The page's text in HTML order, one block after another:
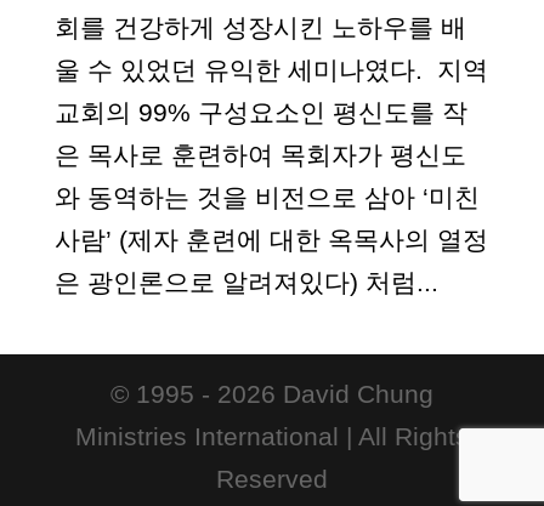
회를 건강하게 성장시킨 노하우를 배
울 수 있었던 유익한 세미나였다. 지역
교회의 99% 구성요소인 평신도를 작
은 목사로 훈련하여 목회자가 평신도
와 동역하는 것을 비전으로 삼아 ‘미친
사람’ (제자 훈련에 대한 옥목사의 열정
은 광인론으로 알려져있다) 처럼...
© 1995 - 2026 David Chung
Ministries International | All Rights
Reserved